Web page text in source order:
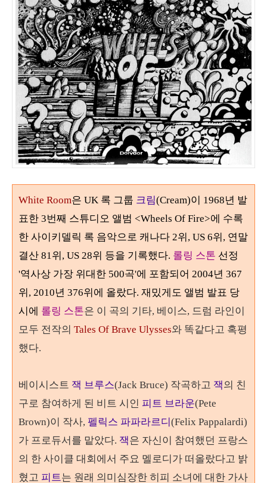
White Room은 UK 록 그룹 크림(Cream)이 1968년 발
표한 3번째 스튜디오 앨범 <Wheels Of Fire>에 수록
한 사이키델릭 록 음악으로 캐나다 2위, US 6위, 연말
결산 81위, US 28위 등을 기록했다. 롤링 스톤 선정
'역사상 가장 위대한 500곡'에 포함되어 2004년 367
위 , 2010년 376위에 올랐다. 재밌게도 앨범 발표 당
시에 롤링 스톤은 이 곡의 기타, 베이스, 드럼 라인이
모두 전작의 Tales Of Brave Ulysses와 똑같다고 혹평
했다.
베이시스트 잭 브루스(Jack Bruce) 작곡하고 잭의 친
구로 참여하게 된 비트 시인 피트 브라운(Pete
Brown)이 작사, 펠릭스 파파라르디(Felix Pappalardi)
가 프로듀서를 맡았다. 잭은 자신이 참여했던 프랑스
의 한 사이클 대회에서 주요 멜로디가 떠올랐다고 밝
혔고 피트는 원래 의미심장한 히피 소녀에 대한 가사